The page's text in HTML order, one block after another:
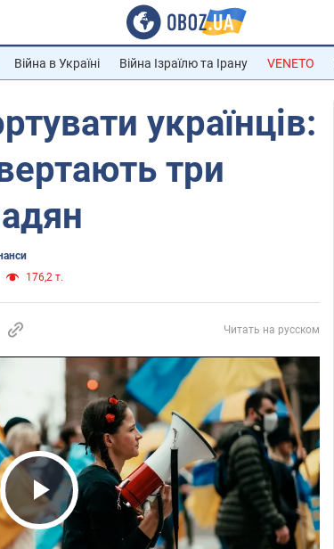
Війна в Україні Війна Ізраїлю та Ірану VENETO
українців:
три
176,2 т.
Читать на русском
Play Video